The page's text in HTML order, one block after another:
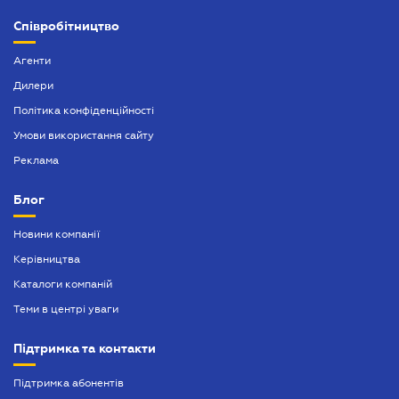
Нотаріально завірений переклад
Оформлення афідевіта
Оформлення довіреності
Посвідчення нотаріальних заяв
Співробітництво
Агенти
Дилери
Політика конфіденційності
Умови використання сайту
Реклама
Блог
Новини компанії
Керівництва
Каталоги компаній
Теми в центрі уваги
Підтримка та контакти
Підтримка абонентів